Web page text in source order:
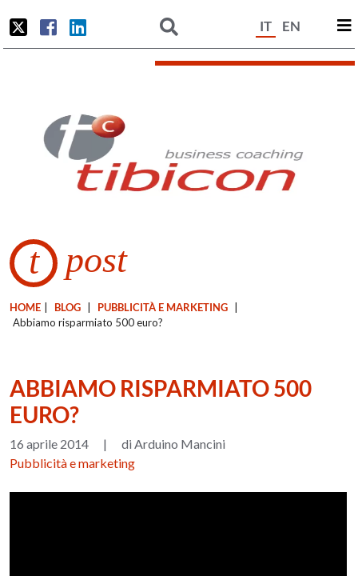
IT EN
t post
HOME BLOG PUBBLICITÀ E MARKETING
Abbiamo risparmiato 500 euro?
ABBIAMO RISPARMIATO 500
EURO?
16 aprile 2014 |
di Arduino Mancini
Pubblicità e marketing